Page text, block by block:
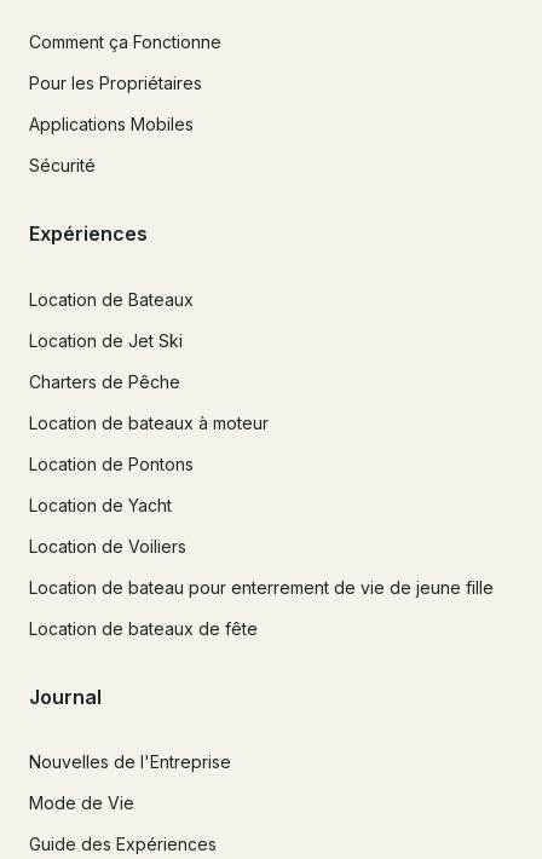
Comment ça Fonctionne
Pour les Propriétaires
Applications Mobiles
Sécurité
Expériences
Location de Bateaux
Location de Jet Ski
Charters de Pêche
Location de bateaux à moteur
Location de Pontons
Location de Yacht
Location de Voiliers
Location de bateau pour enterrement de vie de jeune fille
Location de bateaux de fête
Journal
Nouvelles de l'Entreprise
Mode de Vie
Guide des Expériences